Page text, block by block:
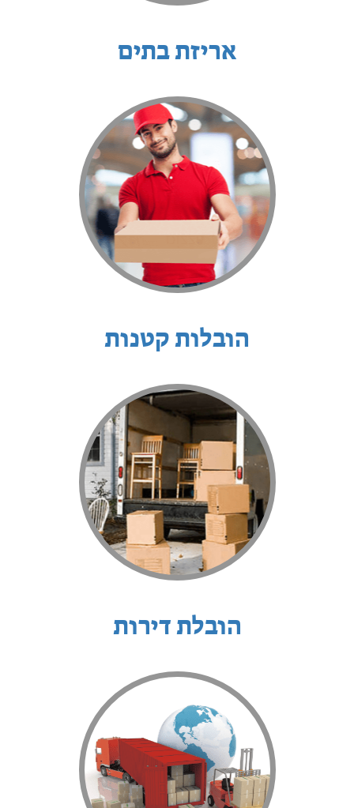
אריזת בתים
הובלות קטנות
הובלת דירות